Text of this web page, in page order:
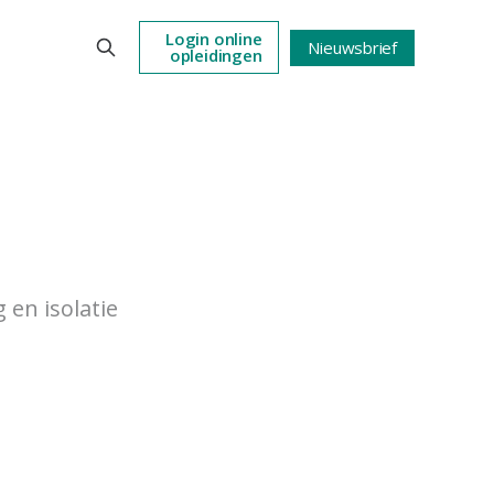
Login online
opleidingen Nieuwsbrief
en isolatie